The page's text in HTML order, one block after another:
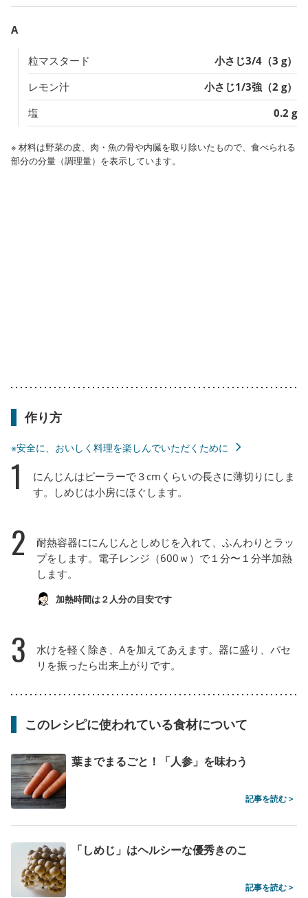
A
粒マスタード
小さじ3/4（3 g）
レモン汁
小さじ1/3強（2 g）
塩
0.2 g
※ 材料は野菜の皮、肉・魚の骨や内臓を取り除いたもので、食べられる
部分の分量（調理量）を表示しています。
作り方
※安全に、おいしく料理を楽しんでいただくために
1
にんじんはピーラーで３cmくらいの長さに薄切りにしま
す。しめじは小房にほぐします。
2
耐熱容器ににんじんとしめじを入れて、ふんわりとラッ
プをします。電子レンジ（600ｗ）で１分〜１分半加熱
します。
加熱時間は２人分の目安です
3
水けを軽く除き、Aを加えてあえます。器に盛り、パセ
リを振ったら出来上がりです。
このレシピに使われている食材について
葉までまるごと！「人参」を味わう
記事を読む >
「しめじ」はヘルシーな優秀きのこ
記事を読む >